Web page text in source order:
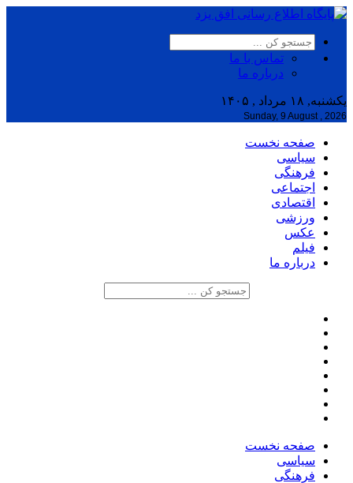
تماس با ما
درباره ما
یکشنبه, ۱۸ مرداد , ۱۴۰۵
Sunday, 9 August , 2026
صفحه نخست
سیاسی
فرهنگی
اجتماعی
اقتصادی
ورزشی
عکس
فیلم
درباره ما
صفحه نخست
سیاسی
فرهنگی